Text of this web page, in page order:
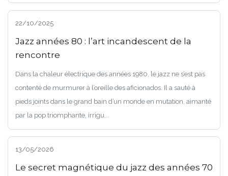
22/10/2025
Jazz années 80 : l’art incandescent de la
rencontre
Dans la chaleur électrique des années 1980, le jazz ne s’est pas
contenté de murmurer à l’oreille des aficionados. Il a sauté à
pieds joints dans le grand bain d’un monde en mutation, aimanté
par la pop triomphante, irrigu...
13/05/2026
Le secret magnétique du jazz des années 70